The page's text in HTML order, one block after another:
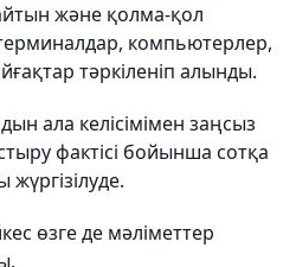
және қолма-қол
компьютерлер,
тәркіленіп алынды.
ала келісімімен заңсыз
фактісі бойынша сотқа
жүргізілуде.
өзге де мәліметтер